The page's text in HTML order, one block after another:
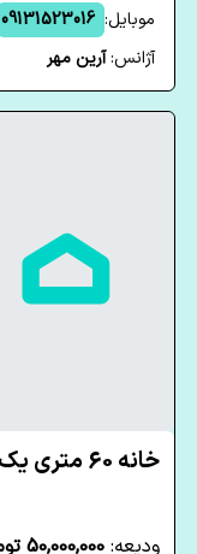
موبایل: 09131523016
آژانس:آرین مهر
خانه 60 متری یک خوابه در خیابان صحرا یزد
ودیعه: 50,000,000 تومان